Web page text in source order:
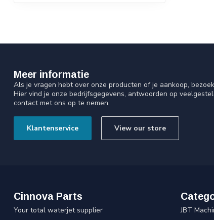
Meer informatie
Als je vragen hebt over onze producten of je aankoop,
Hier vind je onze bedrijfsgegevens, antwoorden op
contact met ons op te nemen.
Klantenservice View our store
Cinnova Parts
Your total waterjet supplier
JBT